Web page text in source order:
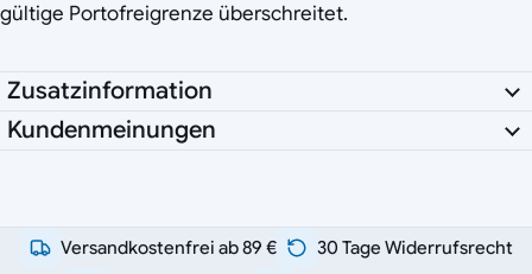
gültige Portofreigrenze überschreitet.
Zusatzinformation
Kundenmeinungen
Versandkostenfrei ab 89 €
30 Tage Widerrufsrecht